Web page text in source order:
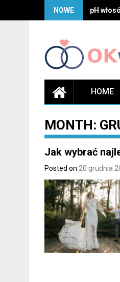
NOWE pH
HOME
MONTH:
Jak wybrać
Posted on 20 grudnia